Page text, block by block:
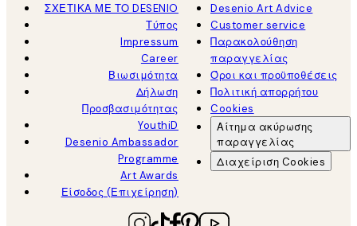
ΣΧΕΤΙΚΑ ΜΕ ΤΟ DESENIO
Τύπος
Impressum
Career
Βιωσιμότητα
Δήλωση
Προσβασιμότητας
YouthiD
Desenio Ambassador
Programme
Art Awards
Είσοδος (Επιχείρηση)
Desenio Art Advice
Customer service
Παρακολούθηση
παραγγελίας
Όροι και προϋποθέσεις
Πολιτική απορρήτου
Cookies
Αίτημα ακύρωσης
παραγγελίας
Διαχείριση Cookies